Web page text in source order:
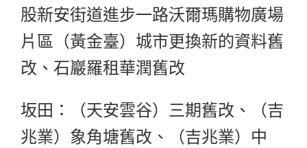
股新安街道進步一路沃爾瑪購物廣場
片區（黃金臺）城市更換新的資料舊
改、石巖羅租華潤舊改
坂田：（天安雲谷）三期舊改、（吉
兆業）象角塘舊改、（吉兆業）中